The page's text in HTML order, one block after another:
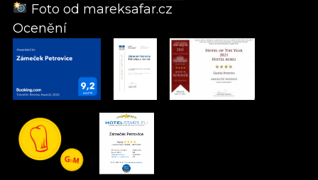
Foto od mareksafar.cz
Ocenění